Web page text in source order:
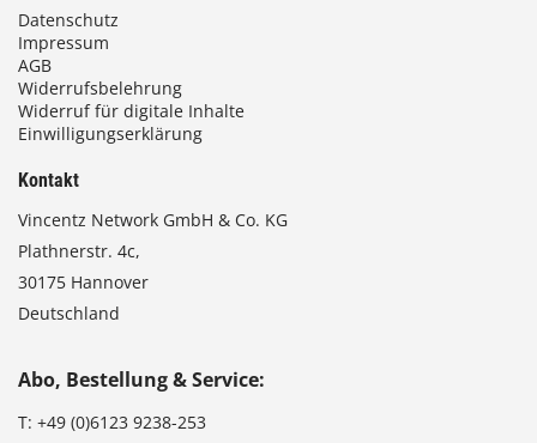
Datenschutz
Impressum
AGB
Widerrufsbelehrung
Widerruf für digitale Inhalte
Einwilligungserklärung
Kontakt
Vincentz Network GmbH & Co. KG
Plathnerstr. 4c,
30175 Hannover
Deutschland
Abo, Bestellung & Service:
T: +49 (0)6123 9238-253